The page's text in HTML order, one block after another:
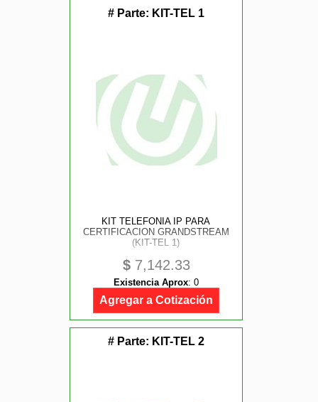
# Parte: KIT-TEL 1
KIT TELEFONIA IP PARA
CERTIFICACION GRANDSTREAM
(KIT-TEL 1)
$7,142.33
Existencia Aprox: 0
Agregar a Cotización
# Parte: KIT-TEL 2